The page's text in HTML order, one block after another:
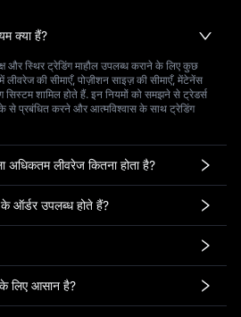
क्या हैं?
और स्थिर ट्रेडिंग माहौल उपलब्ध कराने के लिए कुछ
लीवरेज की सीमाएँ, पोज़ीशन साइज़ की सीमाएँ, मेंटेनेंस
सिस्टम शामिल होते हैं. इन नियमों को समझने से ट्रेडर्स
से प्रबंधित करने और आत्मविश्वास के साथ ट्रेडिंग
अधिकतम लीवरेज कितना होता है?
ऑर्डर उपलब्ध होते हैं?
के लिए आसान है?